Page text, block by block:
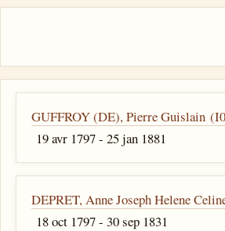
GUFFROY (DE), Pierre Guislain
19 avr 1797 - 25 jan 1881
DEPRET, Anne Joseph Helene
18 oct 1797 - 30 sep 1831